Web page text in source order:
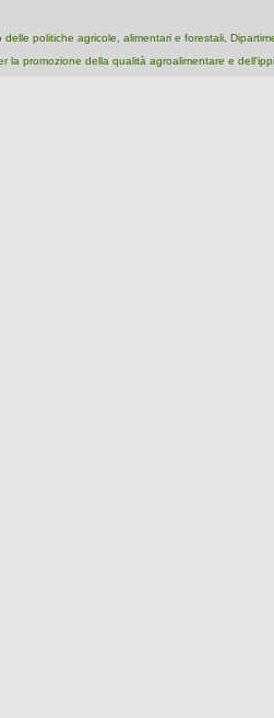
delle politiche agricole, alimentari e forestali,
la promozione della qualità agroalimentare e